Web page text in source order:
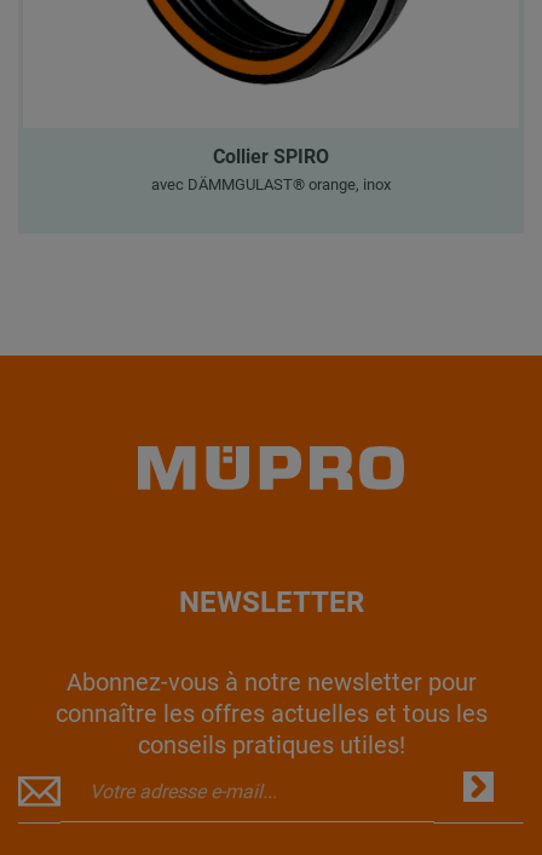
Collier SPIRO
avec DÄMMGULAST® orange, inox
NEWSLETTER
Abonnez-vous à notre newsletter pour
connaître les offres actuelles et tous les
conseils pratiques utiles!